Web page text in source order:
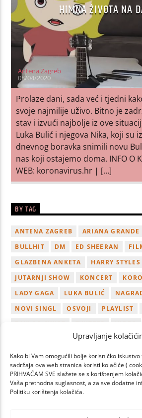
Upravljanje
Kako bi Vam omogućili bolje korisničko
sadržaja ova web stranica koristi kolačiće (
PRIHVAĆAM SVE slažete se s korištenjem
Vaša prethodna suglasnost, a za sve dodatne
Politiku korištenja kolačića.
HIMNA ŽIVOTA NA
Antena Zagreb
08/04/2020
Prolaze dani, sada već i tjedni
svoje najmilije uživo. Bitno je
stav i izvući najbolje iz ove
Luka Bulić i njegova Nika, koji su
dnevnog boravka snimili novu
nas koji ostajemo doma. INFO O
WEB: koronavirus.hr | […]
BY TAG
ANTENA ZAGREB ARIANA GRANDE
BULLHIT
DM ED SHEERAN
GLAZBENA ANKETA
HARRY STYLES
JUTARNJI SHOW
KONCERT
LADY GAGA
LUKA BULIĆ
NOVI SINGL
OSVOJI PLAYLIST
TAYLOR SWIFT
TWITTER VIDEO